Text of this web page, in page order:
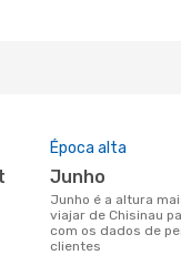
Época alta
junho
junho é a altura mais concorrida para
viajar de Chisinau
com os dados de
clientes